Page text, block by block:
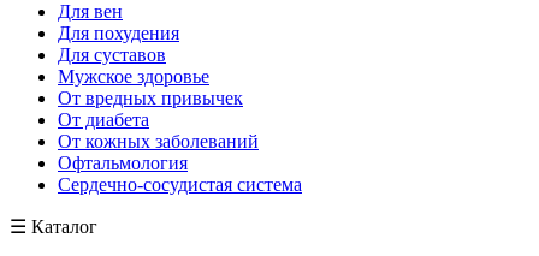
Для вен
Для похудения
Для суставов
Мужское здоровье
От вредных привычек
От диабета
От кожных заболеваний
Офтальмология
Сердечно-сосудистая система
☰ Каталог